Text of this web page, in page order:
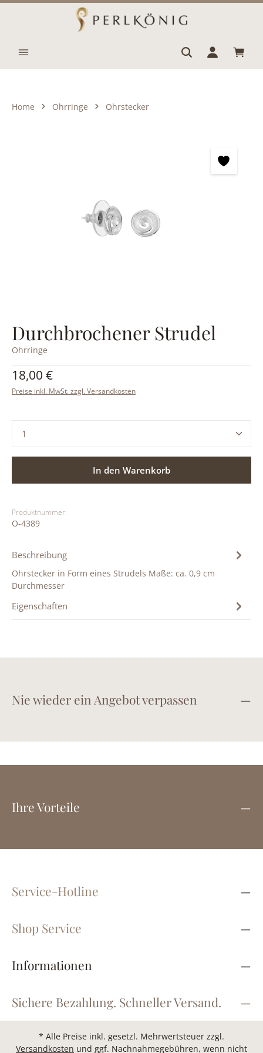
Zum Hauptinhalt springen
Home Ohrringe Ohrstecker
Durchbrochener Strudel
Ohrringe
Regulärer Preis:
18,00 €
Preise inkl. MwSt. zzgl. Versandkosten
Produkt Anzahl: Gib den gewünschten Wert ein
In den Warenkorb
Produktnummer:
O-4389
Beschreibung
Ohrstecker in Form eines Strudels Maße: ca. 0,9 cm
Durchmesser
Eigenschaften
Nie wieder ein Angebot verpassen
Ihre Vorteile
Service-Hotline
Shop Service
Informationen
Sichere Bezahlung. Schneller Versand.
* Alle Preise inkl. gesetzl. Mehrwertsteuer zzgl.
Versandkosten und ggf. Nachnahmegebühren, wenn nicht